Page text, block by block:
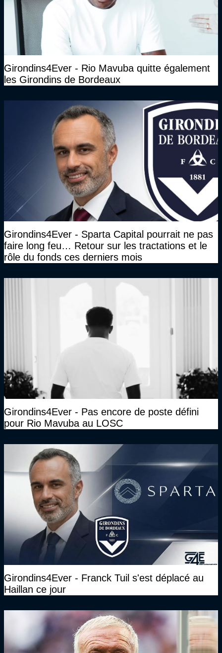
Girondins4Ever - Rio Mavuba quitte également
les Girondins de Bordeaux
Girondins4Ever - Sparta Capital pourrait ne pas
faire long feu… Retour sur les tractations et le
rôle du fonds ces derniers mois
Girondins4Ever - Pas encore de poste défini
pour Rio Mavuba au LOSC
Girondins4Ever - Franck Tuil s'est déplacé au
Haillan ce jour